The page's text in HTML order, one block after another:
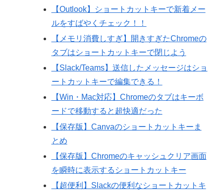
【Outlook】ショートカットキーで新着メー
ルをすばやくチェック！！
【メモリ消費しすぎ】開きすぎたChromeの
タブはショートカットキーで閉じよう
【Slack/Teams】送信したメッセージはショ
ートカットキーで編集できる！
【Win・Mac対応】Chromeのタブはキーボ
ードで移動すると超快適だった
【保存版】Canvaのショートカットキーま
とめ
【保存版】Chromeのキャッシュクリア画面
を瞬時に表示するショートカットキー
【超便利】Slackの便利なショートカットキ